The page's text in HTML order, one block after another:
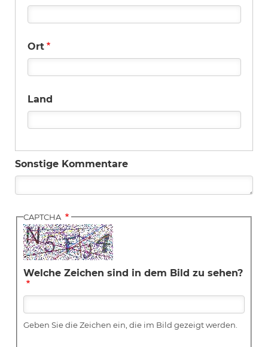
Ort
Land
Sonstige Kommentare
CAPTCHA
Welche Zeichen sind in dem Bild zu sehen?
Geben Sie die Zeichen ein, die im Bild gezeigt werden.